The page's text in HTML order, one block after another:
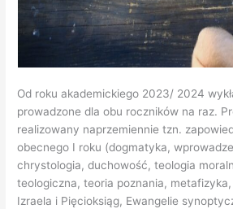
Od roku akademickiego 2023/ 2024
prowadzone dla obu roczników na raz.
realizowany naprzemiennie tzn.
obecnego I roku (dogmatyka,
chrystologia, duchowość, teologia
teologiczna, teoria poznania,
Izraela i Pięcioksiąg, Ewangelie